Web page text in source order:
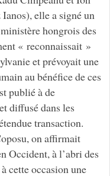
elle a signé un
hongrois des
« reconnaissait »
et prévoyait une
au bénéfice de ces
publié à de
diffusé dans les
transaction.
on affirmait
Occident, à l’abri des
cette occasion une